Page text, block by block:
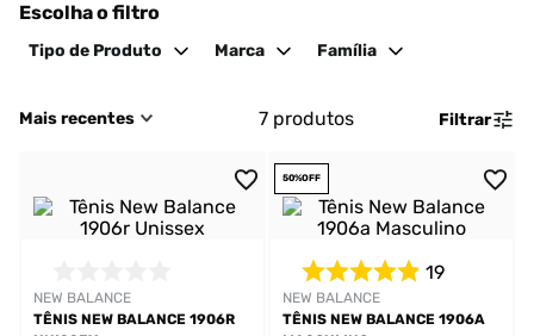
Escolha o filtro
Tipo de Produto Marca Família
Mais recentes 7 produtos Filtrar
NEW BALANCE
TÊNIS NEW BALANCE 1906R
50%OFF
NEW BALANCE
19
TÊNIS NEW BALANCE 1906A